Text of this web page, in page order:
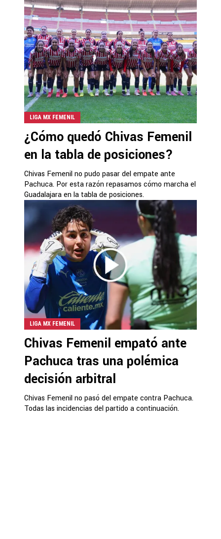
LIGA MX FEMENIL
¿Cómo quedó Chivas Femenil
en la tabla de posiciones?
Chivas Femenil no pudo pasar del empate ante
Pachuca. Por esta razón repasamos cómo marcha el
Guadalajara en la tabla de posiciones.
LIGA MX FEMENIL
Chivas Femenil empató ante
Pachuca tras una polémica
decisión arbitral
Chivas Femenil no pasó del empate contra Pachuca.
Todas las incidencias del partido a continuación.